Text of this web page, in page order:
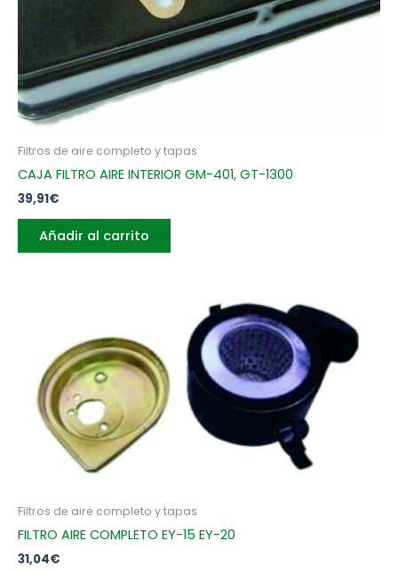
Filtros de aire completo y tapas
CAJA FILTRO AIRE INTERIOR GM-401, GT-1300
39,91€
Añadir al carrito
Filtros de aire completo y tapas
FILTRO AIRE COMPLETO EY-15 EY-20
31,04€